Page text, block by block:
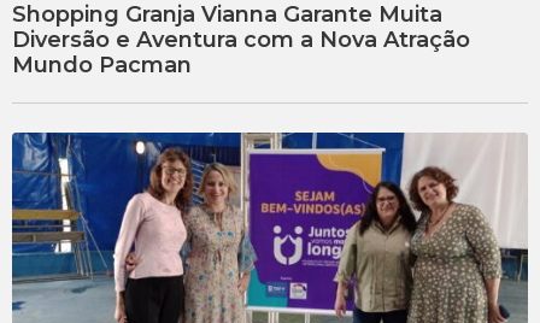
Shopping Granja Vianna Garante Muita
Diversão e Aventura com a Nova Atração
Mundo Pacman